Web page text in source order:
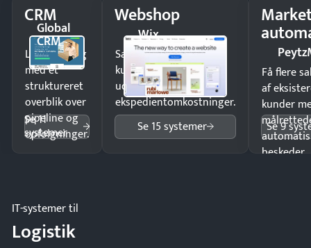
CRM
Global
CRM
Luk flere salg
med et
struktureret
overblik over
pipeline og
opfølgninger.
Se 11
systemer
Webshop
Wix
Sælg produkter 24/7 til
kunder i hele landet
uden
ekspedientomkostninger.
Se 15 systemer
Få flere
af
kunder
beskeder.
Se 9
IT-systemer til
Logistik